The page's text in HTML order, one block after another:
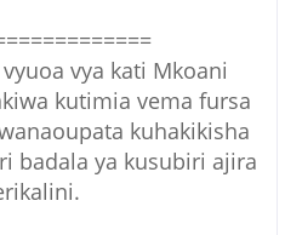
vya kati Mkoani
kutimia vema fursa
kuhakikisha
badala ya kusubiri ajira